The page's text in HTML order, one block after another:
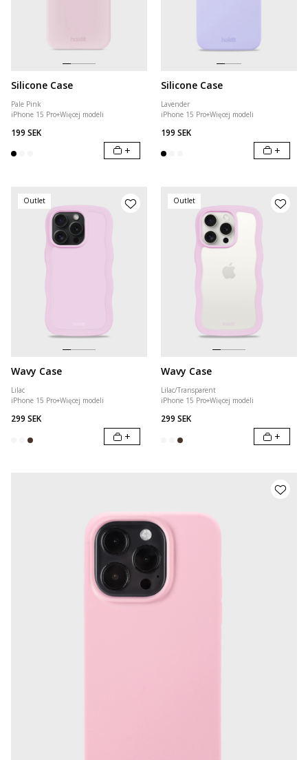
Silicone Case
Pale Pink
iPhone 15 Pro+Więcej modeli
199 SEK
+
Silicone Case
Lavender
iPhone 15 Pro+Więcej modeli
199 SEK
+
Outlet
Wavy Case
Lilac
iPhone 15 Pro+Więcej modeli
299 SEK
+
Outlet
Wavy Case
Lilac/Transparent
iPhone 15 Pro+Więcej modeli
299 SEK
+